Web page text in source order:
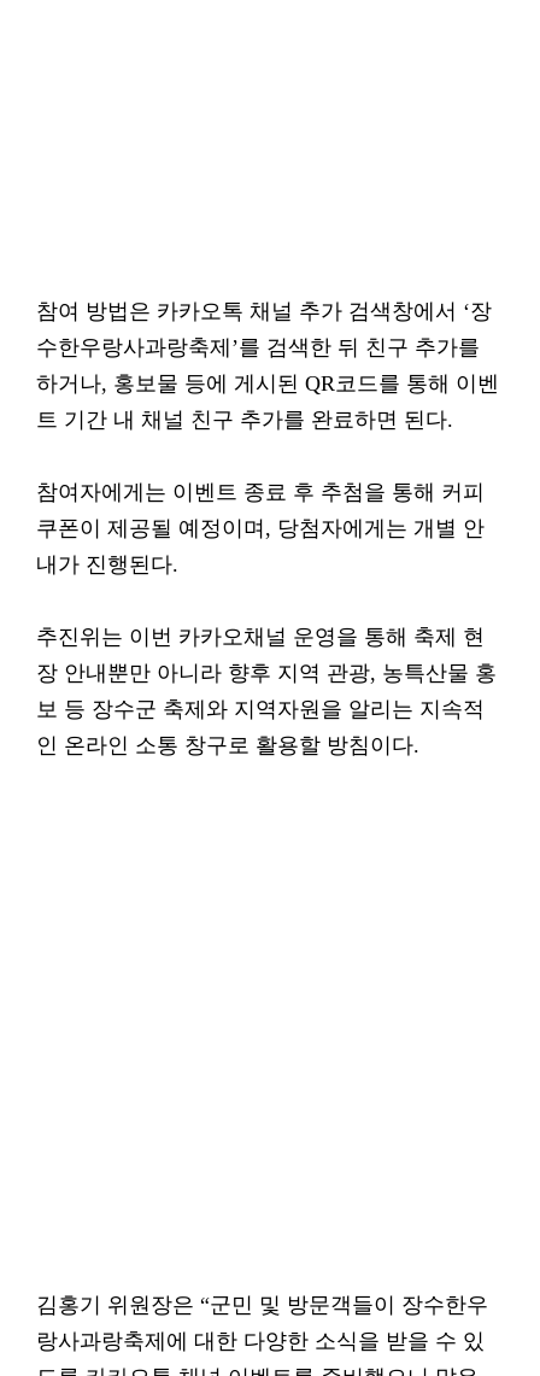
참여 방법은 카카오톡 채널 추가 검색창에서 ‘장
수한우랑사과랑축제’를 검색한 뒤 친구 추가를
하거나, 홍보물 등에 게시된 QR코드를 통해 이벤
트 기간 내 채널 친구 추가를 완료하면 된다.
참여자에게는 이벤트 종료 후 추첨을 통해 커피
쿠폰이 제공될 예정이며, 당첨자에게는 개별 안
내가 진행된다.
추진위는 이번 카카오채널 운영을 통해 축제 현
장 안내뿐만 아니라 향후 지역 관광, 농특산물 홍
보 등 장수군 축제와 지역자원을 알리는 지속적
인 온라인 소통 창구로 활용할 방침이다.
김홍기 위원장은 “군민 및 방문객들이 장수한우
랑사과랑축제에 대한 다양한 소식을 받을 수 있